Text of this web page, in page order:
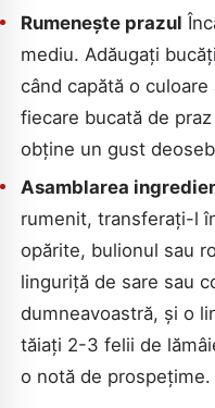
Rumenește prazul
mediu. Adăugați
când capătă o
fiecare bucată de
obține un gust
Asamblarea
rumenit, transferați-l
opărite, bulionul sau
linguriță de sare sau
dumneavoastră, și o
tăiați 2-3 felii de
o notă de prospețime.